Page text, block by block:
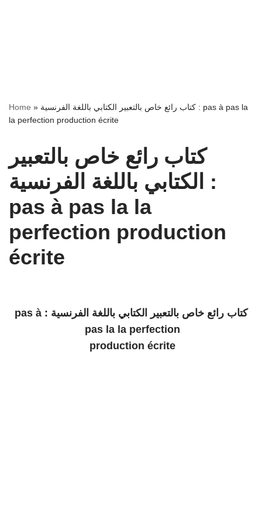
Home » كتاب رائع خاص بالتعبير الكتابي باللغة الفرنسية : pas à pas la
la perfection production écrite
كتاب رائع خاص بالتعبير
الكتابي باللغة الفرنسية :
pas à pas la la
perfection production
écrite
كتاب رائع خاص بالتعبير الكتابي باللغة الفرنسية : pas à
pas la la perfection
production écrite